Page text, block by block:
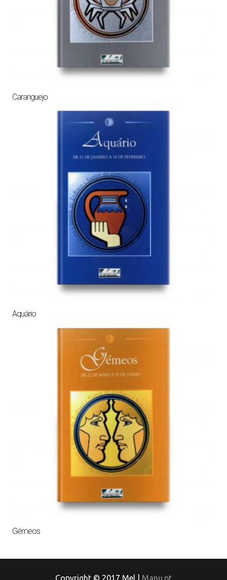
Caranguejo
Aquário
Gémeos
Copyright © 2017 Mel | Manu.pt